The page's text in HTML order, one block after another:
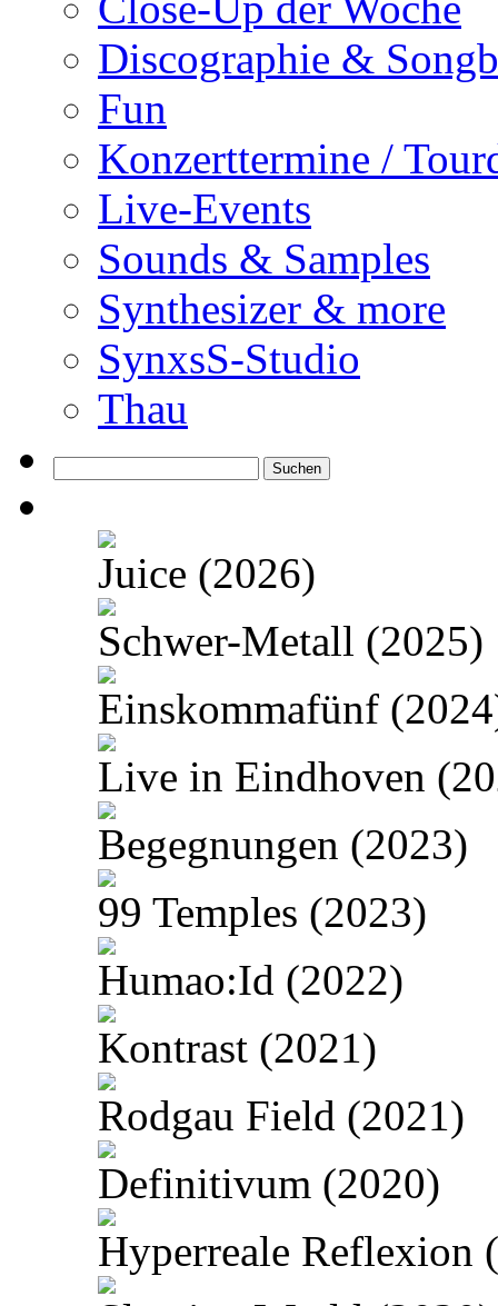
Discographie &
Fun
Konzerttermine /
Live-Events
Sounds & Samples
Synthesizer & more
SynxsS-Studio
Thau
nach:
Juice (2026)
Schwer-Metall (2025)
Einskommafünf
Live in Eindhoven
Begegnungen (2023)
99 Temples (2023)
Humao:Id (2022)
Kontrast (2021)
Rodgau Field (2021)
Definitivum (2020)
Hyperreale Reflexion